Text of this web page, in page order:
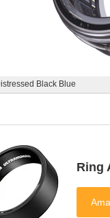
Black Blue
Ring